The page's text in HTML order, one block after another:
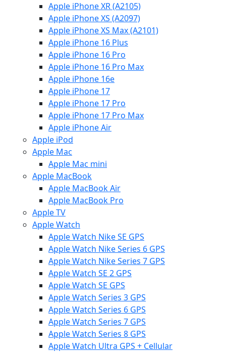
Apple iPhone XR (A2105)
Apple iPhone XS (A2097)
Apple iPhone XS Max (A2101)
Apple iPhone 16 Plus
Apple iPhone 16 Pro
Apple iPhone 16 Pro Max
Apple iPhone 16e
Apple iPhone 17
Apple iPhone 17 Pro
Apple iPhone 17 Pro Max
Apple iPhone Air
Apple iPod
Apple Mac
Apple Mac mini
Apple MacBook
Apple MacBook Air
Apple MacBook Pro
Apple TV
Apple Watch
Apple Watch Nike SE GPS
Apple Watch Nike Series 6 GPS
Apple Watch Nike Series 7 GPS
Apple Watch SE 2 GPS
Apple Watch SE GPS
Apple Watch Series 3 GPS
Apple Watch Series 6 GPS
Apple Watch Series 7 GPS
Apple Watch Series 8 GPS
Apple Watch Ultra GPS + Cellular